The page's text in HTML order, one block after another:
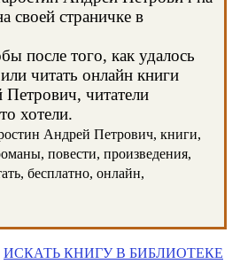
своей страничке в
после того, как удалось
читать онлайн книги
читатели
хотели.
Андрей Петрович, книги,
повести, произведения,
бесплатно, онлайн,
ИСКАТЬ КНИГУ В БИБЛИОТЕКЕ